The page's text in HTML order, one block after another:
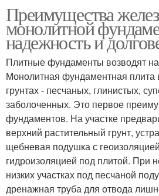
Преимущества
монолитной
надежность и
Плитные фундаменты возводят
Монолитная фундаментная плита
грунтах - песчаных, глинистых,
заболоченных. Это первое
фундаментов. На участке
верхний растительный грунт,
щебневая подушка с
гидроизоляцией под плитой. При
низких участках под песчаной
дренажная труба для отвода